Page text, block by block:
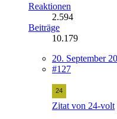
Reaktionen
2.594
Beiträge
10.179
20. September
#127
Zitat von 24-volt